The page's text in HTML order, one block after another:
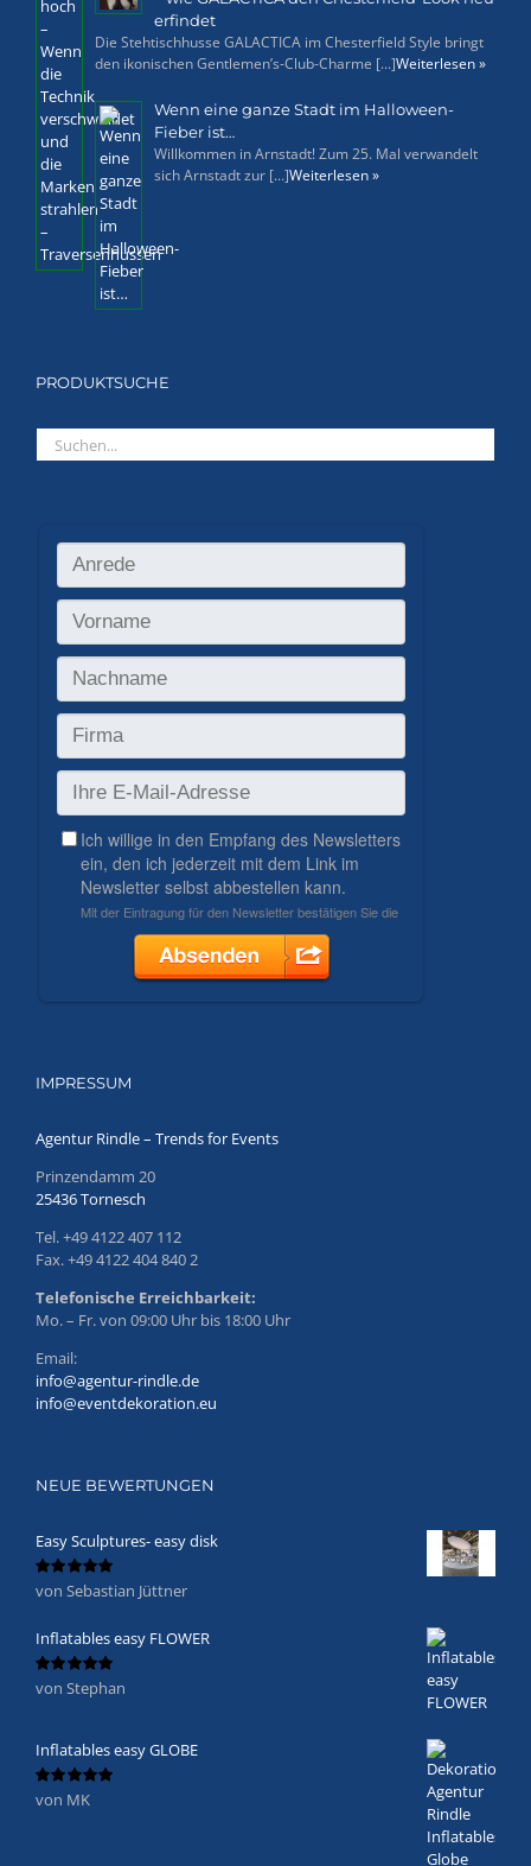
erfindet
Die Stehtischhusse GALACTICA im Chesterfield Style bringt
den ikonischen Gentlemen’s-Club-Charme [...]Weiterlesen »
Wenn eine ganze Stadt im Halloween-
Fieber ist…
Willkommen in Arnstadt! Zum 25. Mal verwandelt
sich Arnstadt zur [...]Weiterlesen »
PRODUKTSUCHE
IMPRESSUM
Agentur Rindle – Trends for Events
Prinzendamm 20
25436 Tornesch
Tel. +49 4122 407 112
Fax. +49 4122 404 840 2
Telefonische Erreichbarkeit:
Mo. – Fr. von 09:00 Uhr bis 18:00 Uhr
Email:
info@agentur-rindle.de
info@eventdekoration.eu
NEUE BEWERTUNGEN
Easy Sculptures- easy disk
Bewertet
von Sebastian Jüttner
Inflatables easy FLOWER
Bewertet
von 5
von Stephan
Inflatables easy GLOBE
Bewertet
von MK